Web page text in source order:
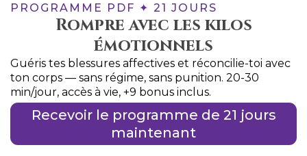
PROGRAMME PDF ✦ 21 JOURS
Rompre avec les kilos
émotionnels
Guéris tes blessures affectives et réconcilie-toi avec
ton corps — sans régime, sans punition. 20-30
min/jour, accès à vie, +9 bonus inclus.
Recevoir le programme de 21 jours
maintenant